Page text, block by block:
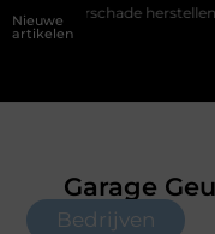
Nieuwe
artikelen
repareren of de
Garage
Bedrijven